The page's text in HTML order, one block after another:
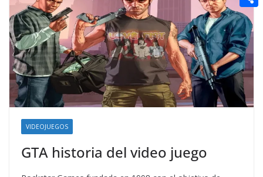
VIDEOJUEGOS
GTA historia del video juego
n
g
e
r
e
r
e
r
e
s
t
a
i
l
e
d
d
i
t
C
o
m
p
a
r